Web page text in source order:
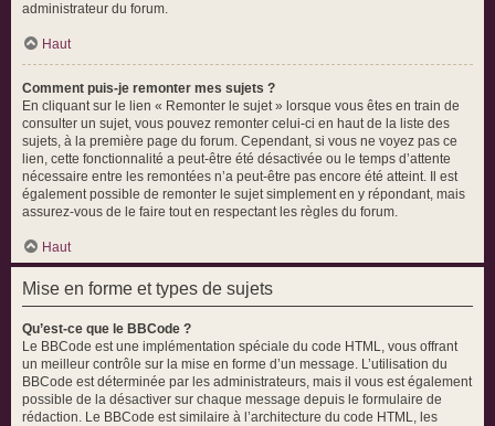
administrateur du forum.
Haut
Comment puis-je remonter mes sujets ?
En cliquant sur le lien « Remonter le sujet » lorsque vous êtes en train de
consulter un sujet, vous pouvez remonter celui-ci en haut de la liste des
sujets, à la première page du forum. Cependant, si vous ne voyez pas ce
lien, cette fonctionnalité a peut-être été désactivée ou le temps d’attente
nécessaire entre les remontées n’a peut-être pas encore été atteint. Il est
également possible de remonter le sujet simplement en y répondant, mais
assurez-vous de le faire tout en respectant les règles du forum.
Haut
Mise en forme et types de sujets
Qu’est-ce que le BBCode ?
Le BBCode est une implémentation spéciale du code HTML, vous offrant
un meilleur contrôle sur la mise en forme d’un message. L’utilisation du
BBCode est déterminée par les administrateurs, mais il vous est également
possible de la désactiver sur chaque message depuis le formulaire de
rédaction. Le BBCode est similaire à l’architecture du code HTML, les